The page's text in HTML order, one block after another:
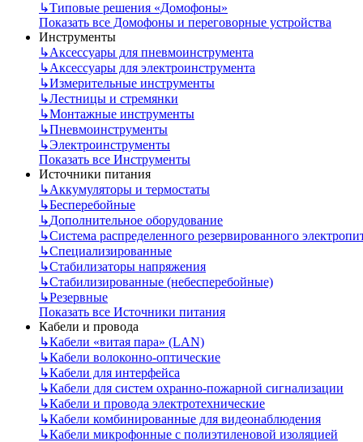
↳Типовые решения «Домофоны»
Показать все Домофоны и переговорные устройства
Инструменты
↳Аксессуары для пневмоинструмента
↳Аксессуары для электроинструмента
↳Измерительные инструменты
↳Лестницы и стремянки
↳Монтажные инструменты
↳Пневмоинструменты
↳Электроинструменты
Показать все Инструменты
Источники питания
↳Аккумуляторы и термостаты
↳Бесперебойные
↳Дополнительное оборудование
↳Система распределенного резервированного
↳Специализированные
↳Стабилизаторы напряжения
↳Стабилизированные (небесперебойные)
↳Резервные
Показать все Источники питания
Кабели и провода
↳Кабели «витая пара» (LAN)
↳Кабели волоконно-оптические
↳Кабели для интерфейса
↳Кабели для систем охранно-пожарной сигнализации
↳Кабели и провода электротехнические
↳Кабели комбинированные для видеонаблюдения
↳Кабели микрофонные с полиэтиленовой изоляцией